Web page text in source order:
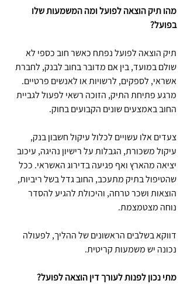
מהו תיק הוצאה לפועל ומה המשמעות שלו
בפועל?
תיק הוצאה לפועל נפתח כאשר חוב כספי לא
שולם במועד, בין אם מדובר בחוב לבנק, לחברת
אשראי, לספקים, לרשויות או לאנשים פרטיים.
מרגע פתיחת התיק, הזוכה רשאי לפעול לגביית
החוב באמצעים שונים הקבועים בחוק.
צעדים אלו עשויים לכלול עיקול חשבון בנק,
עיקול משכורת, הגבלות על רישיון נהיגה, עיכוב
יציאה מהארץ ואף פגיעה בדירוג האשראי. ככל
שהטיפול בתיק מתעכב, החוב גדל בשל ריביות,
הוצאות ושכר טרחה, והיכולת להגיע להסדר
נוחה מצטמצמת.
דווקא בשלבים הראשונים של ההליך, לפעולה
נכונה יש משמעות קריטית.
מתי נכון לפנות לעורך דין הוצאה לפועל?